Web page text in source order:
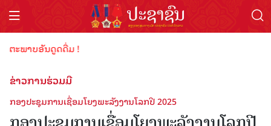
ພາບອັນດູດດື່ມ !
ຂ່າວການຮ່ວມມື
ກອງປະຊຸມການເຊື່ອມໂຍງພະລັງງານໂລກປີ 2025